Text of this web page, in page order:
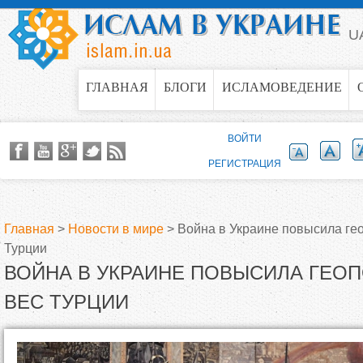
Jump to navigation
ГЛАВНАЯ БЛОГИ ИСЛАМОВЕДЕНИЕ
В
ы
з
Главная > Новости в мире > Война в Украине повысила
Турции
ВОЙНА В УКРАИНЕ ПОВЫСИЛА
ВЕС ТУРЦИИ
ВОЙТИ
РЕГИСТРАЦИЯ